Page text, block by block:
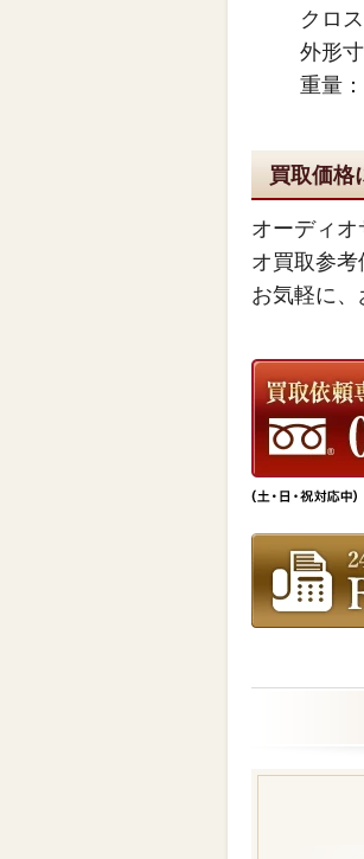
クロ
外形
重量
買取価格
オーディ
オ買取参考
お気軽に、